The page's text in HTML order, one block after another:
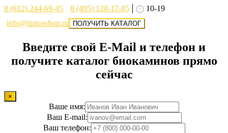
8 (812) 244-69-45 8 (495) 128-17-85
10-19
info@tipicoshop.ru
ПОЛУЧИТЬ КАТАЛОГ
Введите свой E-Mail и телефон и
получите каталог биокаминов прямо
сейчас
×
Ваше имя:
Ваш E-mail:
Ваш телефон: